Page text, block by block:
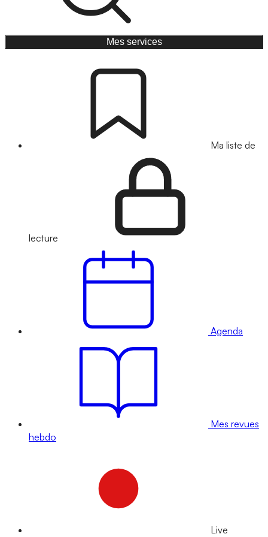
Mes services
Ma liste de
lecture
Agenda
Mes revues
hebdo
Live